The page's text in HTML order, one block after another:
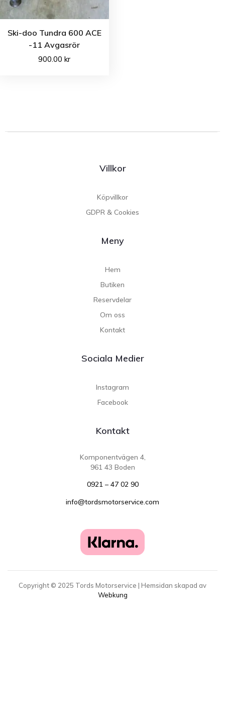
Ski-doo Tundra 600 ACE
-11 Avgasrör
900.00kr
Villkor
Köpvillkor
GDPR & Cookies
Meny
Hem
Butiken
Reservdelar
Om oss
Kontakt
Sociala Medier
Instagram
Facebook
Kontakt
Komponentvägen 4,
961 43 Boden
0921 – 47 02 90
info@tordsmotorservice.com
Copyright © 2025 Tords Motorservice | Hemsidan skapad av
Webkung